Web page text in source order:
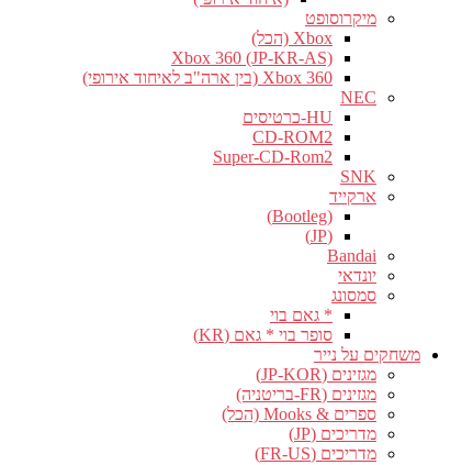
מיקרוסופט
Xbox (הכל)
Xbox 360 (JP-KR-AS)
Xbox 360 (בין ארה"ב לאיחוד אירופי)
NEC
HU-כרטיסים
CD-ROM2
Super-CD-Rom2
SNK
ארקייד
(Bootleg)
(JP)
Bandai
יונדאי
סמסונג
* גאם בוי
סופר בוי * גאם (KR)
משחקים על נייר
מגזינים (JP-KOR)
מגזינים (FR-בריטניה)
ספרים & Mooks (הכל)
מדריכים (JP)
מדריכים (FR-US)